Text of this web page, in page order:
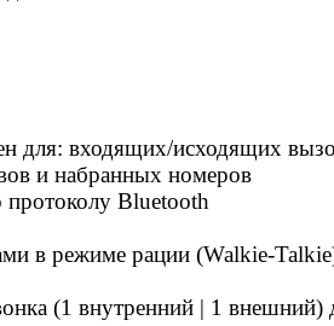
для: входящих/исходящих
и набранных номеров
Bluetooth
в режиме рации (Walkie-
(1 внутренний | 1 внешний)